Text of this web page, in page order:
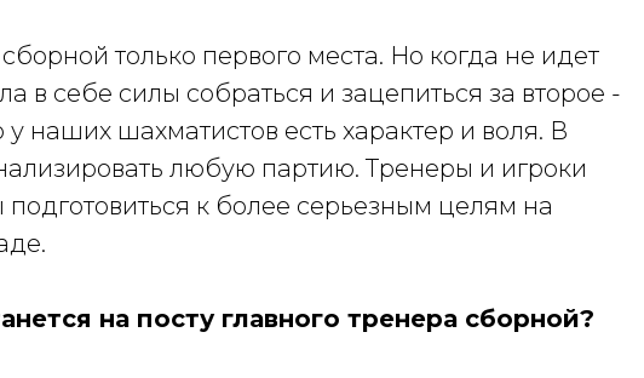
только первого места. Но когда не идет
в себе силы собраться и зацепиться за второе -
у наших шахматистов есть характер и воля. В
любую партию. Тренеры и игроки
подготовиться к более серьезным целям на
на посту главного тренера сборной?